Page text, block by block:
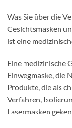
Was Sie über die
Gesichtsmasken
ist eine
Eine medizinische
Einwegmaske, die
Produkte, die als
Verfahren,
Lasermasken